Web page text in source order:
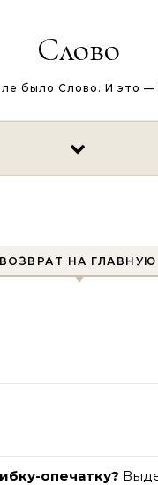
Слово
было Слово. И это
ВОЗВРАТ НА ГЛАВНУЮ
опечатку?